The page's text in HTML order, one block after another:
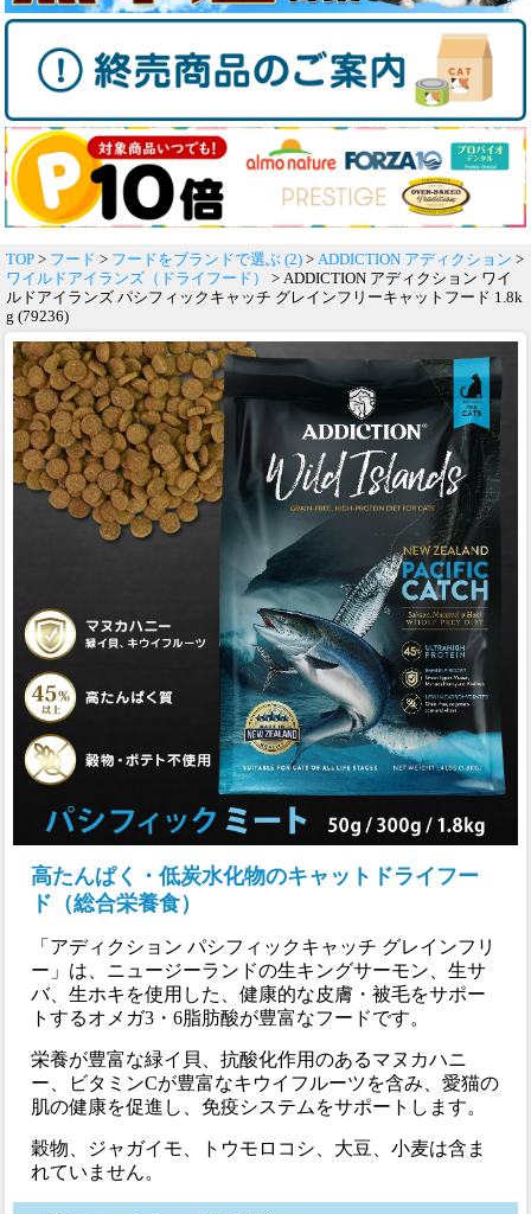
TOP > フード > フードをブランドで選ぶ (2) > ADDICTION アディクション >
ワイルドアイランズ（ドライフード）
> ADDICTION アディクション ワイ
ルドアイランズ パシフィックキャッチ グレインフリーキャットフード 1.8k
g (79236)
高たんぱく・低炭水化物のキャットドライフー
ド（総合栄養食）
「アディクション パシフィックキャッチ グレインフリ
ー」は、ニュージーランドの生キングサーモン、生サ
バ、生ホキを使用した、健康的な皮膚・被毛をサポー
トするオメガ3・6脂肪酸が豊富なフードです。
栄養が豊富な緑イ貝、抗酸化作用のあるマヌカハニ
ー、ビタミンCが豊富なキウイフルーツを含み、愛猫の
肌の健康を促進し、免疫システムをサポートします。
穀物、ジャガイモ、トウモロコシ、大豆、小麦は含ま
れていません。